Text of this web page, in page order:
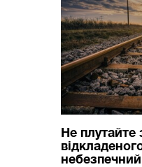
Не
небезпечний